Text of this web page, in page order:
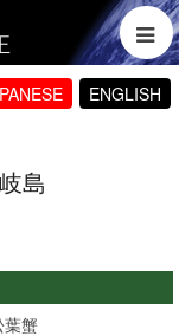
ENGLISH
島
蟹